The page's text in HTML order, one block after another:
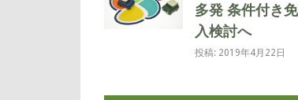
多発 条件付き
入検討へ
投稿: 2019年4月22日